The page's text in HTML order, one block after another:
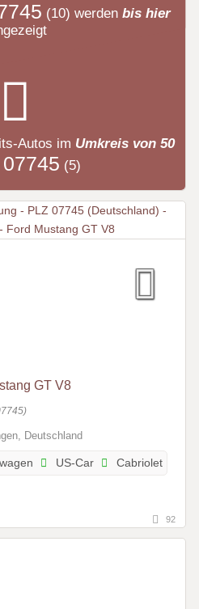
(10) werden bis hier
Autos im Umkreis von 50
07745 (5)
GT V8
Deutschland
US-Car Cabriolet
92